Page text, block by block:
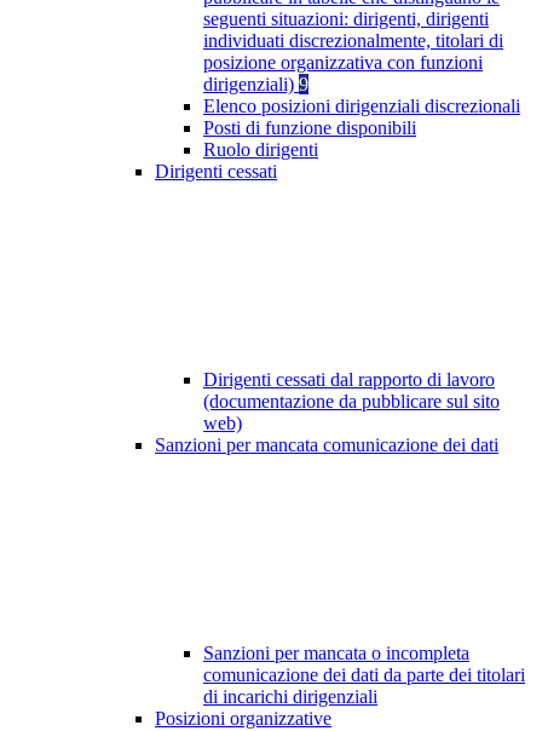
seguenti situazioni: dirigenti, dirigenti
individuati discrezionalmente, titolari di
posizione organizzativa con funzioni
dirigenziali) 9
Elenco posizioni dirigenziali discrezionali
Posti di funzione disponibili
Ruolo dirigenti
Dirigenti cessati
Dirigenti cessati dal rapporto di lavoro
(documentazione da pubblicare sul sito
web)
Sanzioni per mancata comunicazione dei dati
Sanzioni per mancata o incompleta
comunicazione dei dati da parte dei titolari
di incarichi dirigenziali
Posizioni organizzative